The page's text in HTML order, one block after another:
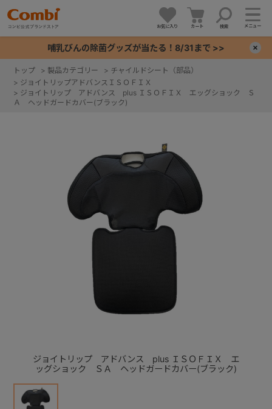
お気に入り カート 検索 メニュー
哺乳びんの除菌グッズが当たる！8/31まで >>
トップ > 製品カテゴリー > チャイルドシート（部品）
> ジョイトリップアドバンスＩＳＯＦＩＸ
> ジョイトリップ アドバンス plus ＩＳＯＦＩＸ エッグショック Ｓ
Ａ ヘッドガードカバー(ブラック)
ジョイトリップ アドバンス plus ＩＳＯＦＩＸ エ
ッグショック ＳＡ ヘッドガードカバー(ブラック)